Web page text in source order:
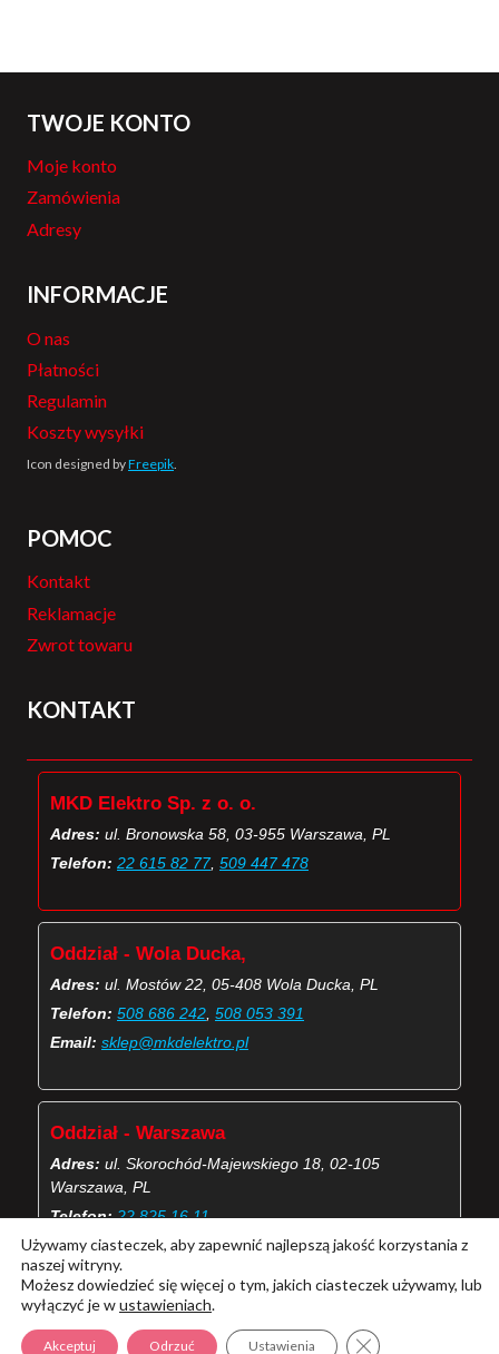
TWOJE KONTO
Moje konto
Zamówienia
Adresy
INFORMACJE
O nas
Płatności
Regulamin
Koszty wysyłki
Icon designed byFreepik
POMOC
Kontakt
Reklamacje
Zwrot towaru
KONTAKT
MKD Elektro Sp. z o. o.
Adres: ul. Bronowska 58, 03-955 Warszawa, PL
Telefon: 22 615 82 77, 509 447 478
Oddział - Wola Ducka,
Adres: ul. Mostów 22, 05-408 Wola Ducka, PL
Telefon: 508 686 242, 508 053 391
Email: sklep@mkdelektro.pl
Oddział - Warszawa
Adres: ul. Skorochód-Majewskiego 18, 02-105
Warszawa, PL
Telefon: 22 825 16 11
Email: skorochod@mkdelektro.pl
(Więcej o kontaktach MKD Elektro)
Używamy ciasteczek, aby zapewnić najlepszą jakość korzystania z
naszej witryny.
Możesz dowiedzieć się więcej o tym, jakich ciasteczek używamy, lub
wyłączyć je wustawieniach.
Akceptuj Odrzuć Ustawienia Zamknij panel